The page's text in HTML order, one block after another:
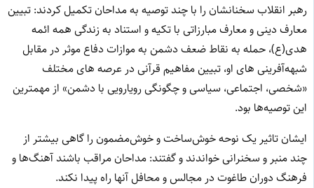
رهبر انقلاب سخنانشان را با چند توصیه به مداحان تکمیل کردند: تبیین
معارف دینی و معارف مبارزاتی با تکیه و استناد به زندگی همه ائمه
هدی(ع)، حمله به نقاط ضعف دشمن به موازات دفاع موثر در مقابل
شبهه‌آفرینی های او، تبیین مفاهیم قرآنی در عرصه های مختلف
«شخصی، اجتماعی، سیاسی و چگونگی رویارویی با دشمن» از مهمترین
این توصیهها بود.
ایشان تاثیر یک نوحه خوش‌ساخت و خوش‌مضمون را گاهی بیشتر از
چند منبر و سخنرانی خواندند و گفتند: مداحان مراقب باشند آهنگ‌ها و
فرهنگ دوران طاغوت در مجالس و محافل آنها راه پیدا نکند.